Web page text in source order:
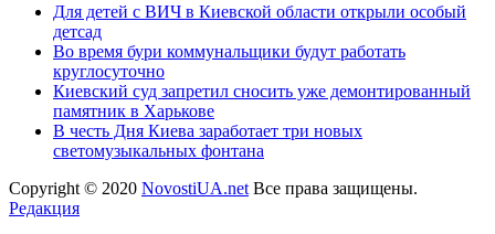
Для детей с ВИЧ в Киевской области открыли особый
детсад
Во время бури коммунальщики будут работать
круглосуточно
Киевский суд запретил сносить уже демонтированный
памятник в Харькове
В честь Дня Киева заработает три новых
светомузыкальных фонтана
Copyright © 2020 NovostiUA.net Все права защищены.
Редакция